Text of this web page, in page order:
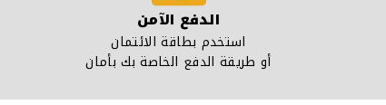
الدفع الآمن
استخدم بطاقة الائتمان
أو طريقة الدفع الخاصة بك بأمان